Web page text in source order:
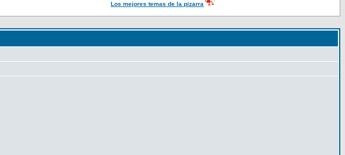
Los mejores temas de la pizarra